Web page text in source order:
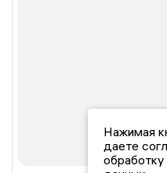
Нажимая
даете